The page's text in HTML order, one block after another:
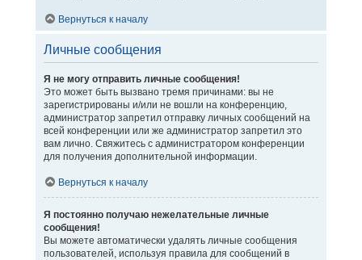
Вернуться к началу
Личные сообщения
Я не могу отправить личные сообщения!
Это может быть вызвано тремя причинами: вы не
зарегистрированы и/или не вошли на конференцию,
администратор запретил отправку личных сообщений на
всей конференции или же администратор запретил это
вам лично. Свяжитесь с администратором конференции
для получения дополнительной информации.
Вернуться к началу
Я постоянно получаю нежелательные личные
сообщения!
Вы можете автоматически удалять личные сообщения
пользователей, используя правила для сообщений в